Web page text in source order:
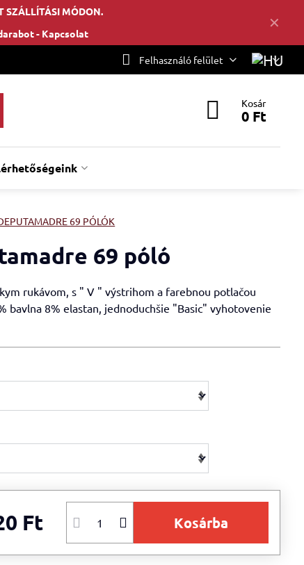
✕
SZÁLLÍTÁSI MÓDON.
- Kapcsolat
Felhasználó felület
Kosár
0 Ft
69 PÓLÓK
69 póló
rukávom, s " V " výstrihom a farebnou potlačou
bavlna 8% elastan, jednoduchšie "Basic" vyhotovenie
Ft Kosárba